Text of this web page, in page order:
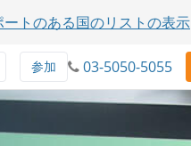
ートのある国のリストの表示
03-5050-5055
参加